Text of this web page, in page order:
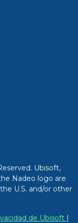
Ubisoft,
Nadeo logo are
U.S. and/or other
de Ubisoft |